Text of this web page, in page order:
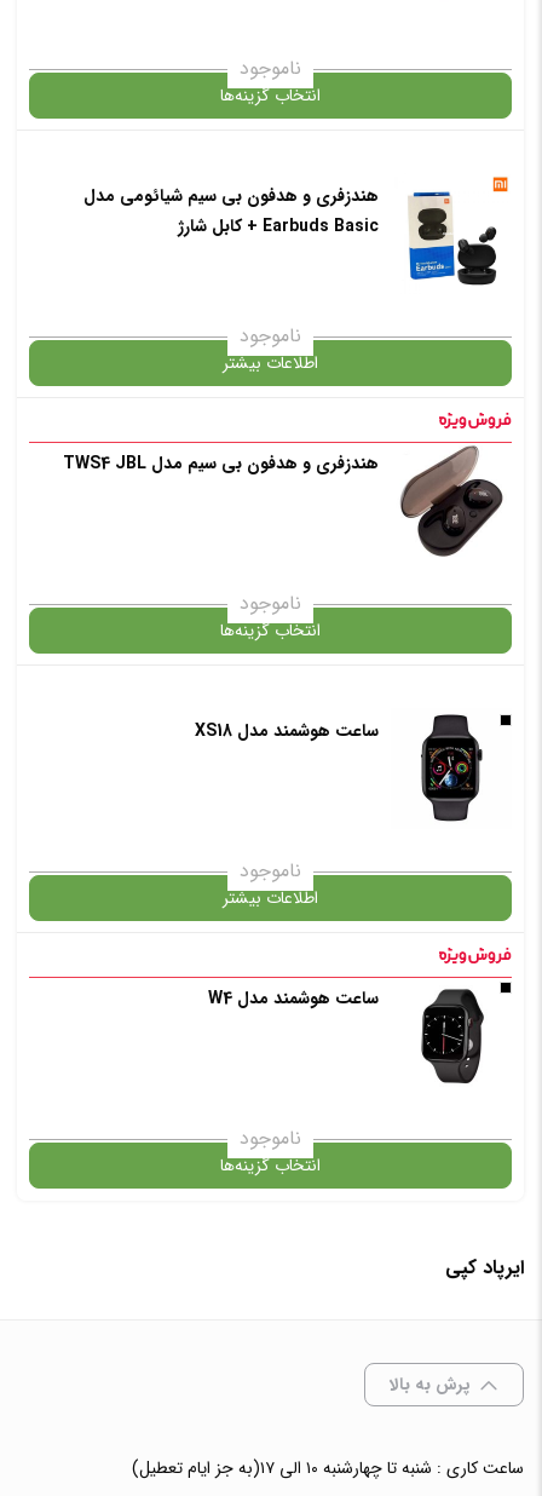
ناموجود
انتخاب گزینه‌ها
گارانتی
انتخاب رنگ: مشکی
✧ چت با پشتیبان واتس آپ
هندزفری و هدفون بی سیم شیائومی مدل
Earbuds Basic + کابل شارژ
ناموجود
اطلاعات بیشتر
در حال حاضر این محصول در انبار موجود نیست و در دسترس نمی باشد.
✧ چت با پشتیبان واتس آپ
هندزفری و هدفون بی سیم مدل TWS4 JBL
ناموجود
انتخاب گزینه‌ها
گارانتی ساعت هوشمند مدل XS18
ناموجود
اطلاعات بیشتر
در حال حاضر این محصول در انبار موجود نیست و در دسترس نمی باشد.
✧ چت با پشتیبان واتس آپ
ساعت هوشمند مدل W4
ناموجود
انتخاب گزینه‌ها
گارانتی
ایرپاد کپی
پرش به بالا
ساعت کاری : شنبه تا چهارشنبه ۱۰ الی ۱۷(به جز ایام تعطیل)